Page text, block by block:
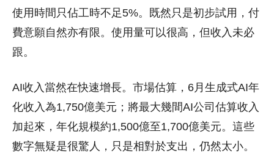
使用時間只佔工時不足5%。既然只是初步試用，付
費意願自然亦有限。使用量可以很高，但收入未必
跟。
AI收入當然在快速增長。市場估算，6月生成式AI年
化收入為1,750億美元；將最大幾間AI公司估算收入
加起來，年化規模約1,500億至1,700億美元。這些
數字無疑是很驚人，只是相對於支出，仍然太小。